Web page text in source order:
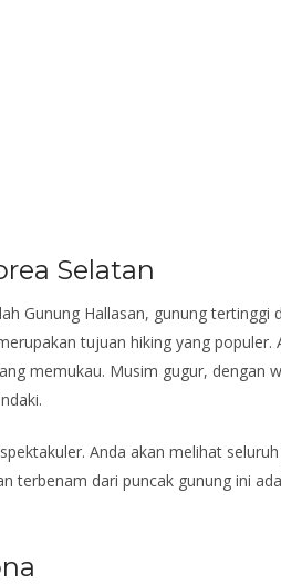
Selatan
Gunung Hallasan, gunung tertinggi
tujuan hiking yang populer.
memukau. Musim gugur, dengan
Anda akan melihat
terbenam dari puncak gunung ini